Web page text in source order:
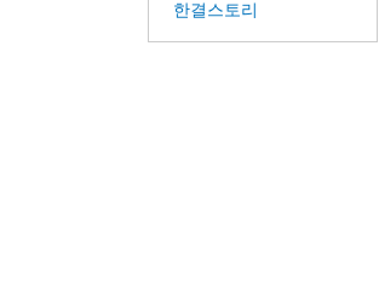
한결스토리